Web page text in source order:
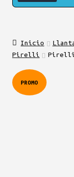
Inicio
Pirelli
Pirelli
PROMO